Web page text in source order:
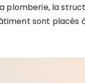
plomberie, la
sont placés